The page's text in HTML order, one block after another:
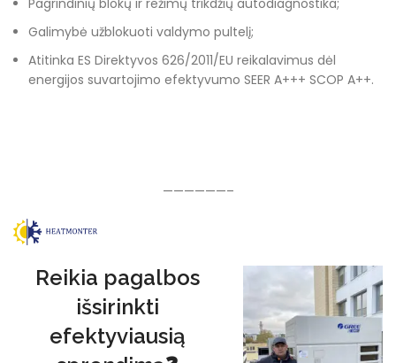
Pagrindinių blokų ir režimų trikdžių autodiagnostika;
Galimybė užblokuoti valdymo pultelį;
Atitinka ES Direktyvos 626/2011/EU reikalavimus dėl
energijos suvartojimo efektyvumo SEER A+++ SCOP A++.
——————–
Reikia pagalbos
išsirinkti
efektyviausią